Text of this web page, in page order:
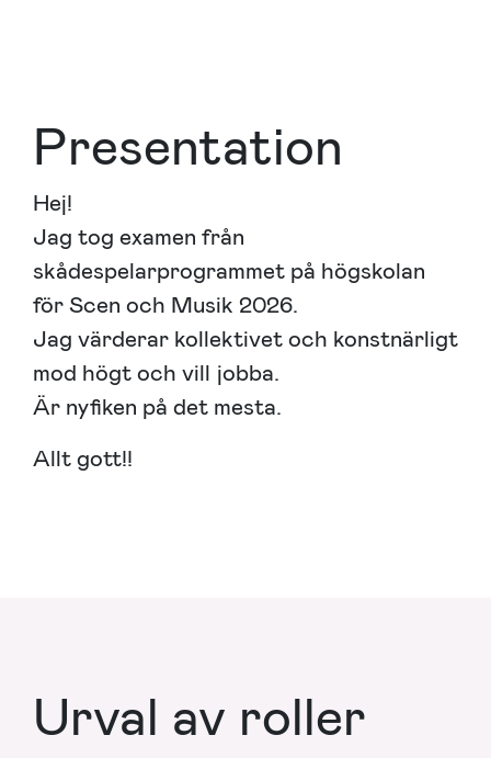
Presentation
Hej!
Jag tog examen från
skådespelarprogrammet på högskolan
för Scen och Musik 2026.
Jag värderar kollektivet och konstnärligt
mod högt och vill jobba.
Är nyfiken på det mesta.
Allt gott!!
Urval av roller